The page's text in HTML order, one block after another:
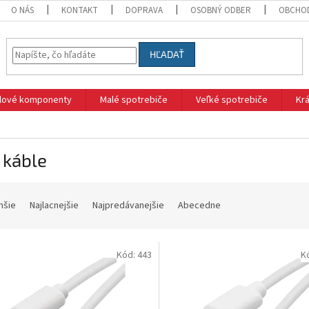
O NÁS KONTAKT DOPRAVA OSOBNÝ ODBER
HĽADAŤ
komponenty Malé spotrebiče Veľké spotrebiče
káble
Najlacnejšie Najpredávanejšie Abecedne
Kód: 443